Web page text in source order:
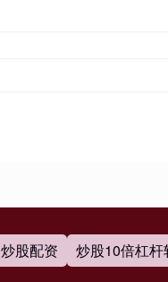
炒股配资 炒股10倍杠杆